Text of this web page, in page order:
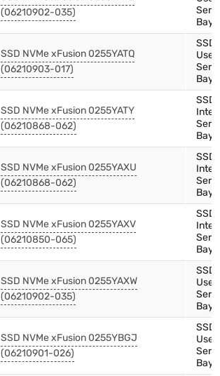
(06210902-035)
Bay)
SSD NVMe xFusion 0255YATQ
(06210903-017)
Bay)
SSD NVMe xFusion 0255YATY
(06210868-062)
Bay)
SSD NVMe xFusion 0255YAXU
(06210868-062)
Bay)
SSD NVMe xFusion 0255YAXV
(06210850-065)
Bay)
SSD NVMe xFusion 0255YAXW
(06210902-035)
Bay)
SSD NVMe xFusion 0255YBGJ
(06210901-026)
Bay)